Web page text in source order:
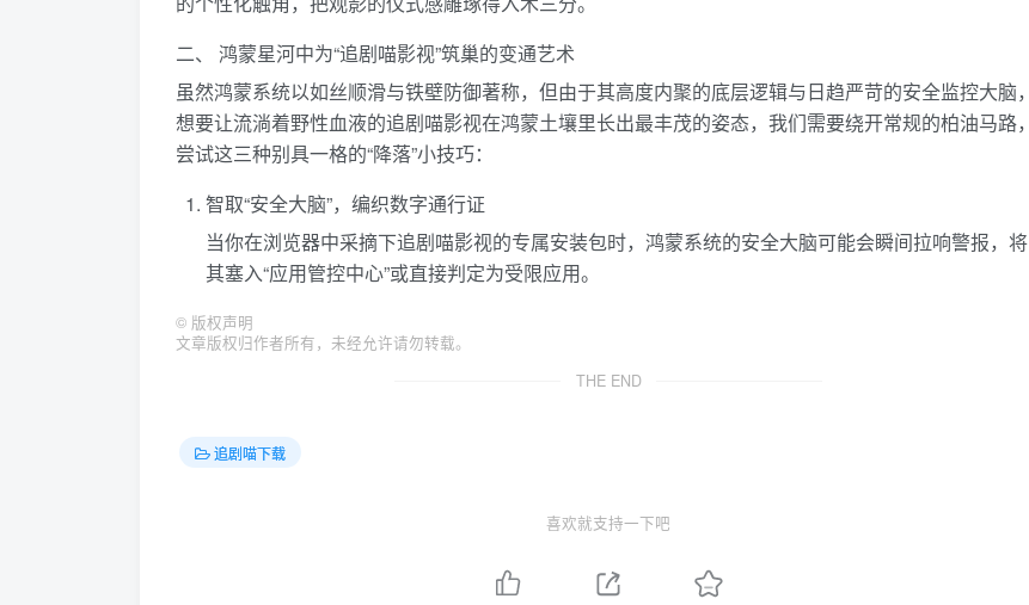
二、 鸿蒙星河中为“追剧喵影视”筑巢的变通艺术
虽然鸿蒙系统以如丝顺滑与铁壁防御著称，但由于其高度内聚的底层逻辑与日趋严苛的安全监控大脑，
想要让流淌着野性血液的追剧喵影视在鸿蒙土壤里长出最丰茂的姿态，我们需要绕开常规的柏油马路，
尝试这三种别具一格的“降落”小技巧：
智取“安全大脑”，编织数字通行证
当你在浏览器中采摘下追剧喵影视的专属安装包时，鸿蒙系统的安全大脑可能会瞬间拉响警报，将
其塞入“应用管控中心”或直接判定为受限应用。
© 版权声明
文章版权归作者所有，未经允许请勿转载。
THE END
追剧喵下载
喜欢就支持一下吧